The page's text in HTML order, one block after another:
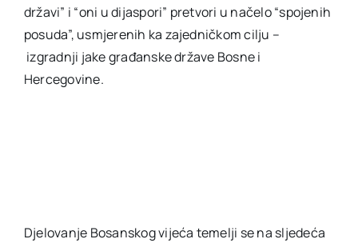
državi” i “oni u dijaspori” pretvori u načelo “spojenih
posuda”, usmjerenih ka zajedničkom cilju –
izgradnji jake građanske države Bosne i
Hercegovine.
Djelovanje Bosanskog vijeća temelji se na sljedeća